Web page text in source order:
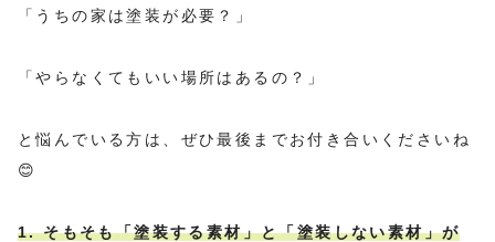
「うちの家は塗装が必要？」
「やらなくてもいい場所はあるの？」
と悩んでいる方は、ぜひ最後までお付き合いくださいね
😊
1. そもそも「塗装する素材」と「塗装しない素材」が